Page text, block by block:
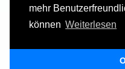
mehr
können Weiterlesen
Datenschutzerklärung